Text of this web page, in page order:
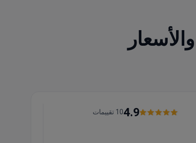
4.910 تقييمات